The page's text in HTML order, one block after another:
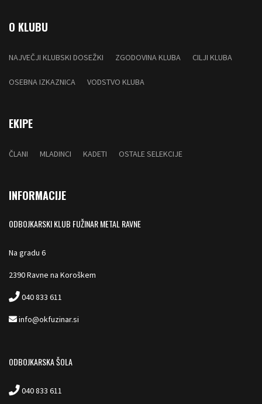
O KLUBU
NAJVEČJI KLUBSKI DOSEŽKI ZGODOVINA KLUBA CILJI KLUBA
OSEBNA IZKAZNICA VODSTVO KLUBA
EKIPE
ČLANI MLADINCI KADETI OSTALE SELEKCIJE
INFORMACIJE
ODBOJKARSKI KLUB FUŽINAR METAL RAVNE
Na gradu 6
2390 Ravne na Koroškem
040 833 611
info@okfuzinar.si
ODBOJKARSKA ŠOLA
040 833 611